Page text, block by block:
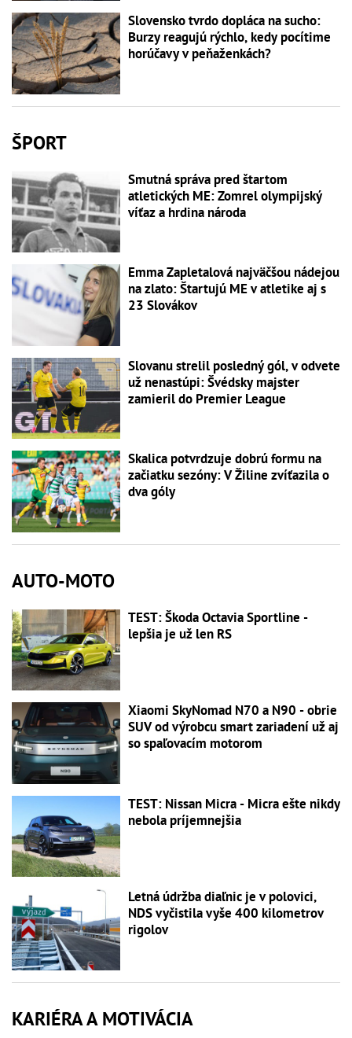
Slovensko tvrdo dopláca na sucho:
Burzy reagujú rýchlo, kedy pocítime
horúčavy v peňaženkách?
ŠPORT
Smutná správa pred štartom
atletických ME: Zomrel olympijský
víťaz a hrdina národa
Emma Zapletalová najväčšou nádejou
na zlato: Štartujú ME v atletike aj s
23 Slovákov
Slovanu strelil posledný gól, v odvete
už nenastúpi: Švédsky majster
zamieril do Premier League
Skalica potvrdzuje dobrú formu na
začiatku sezóny: V Žiline zvíťazila o
dva góly
AUTO-MOTO
TEST: Škoda Octavia Sportline -
lepšia je už len RS
Xiaomi SkyNomad N70 a N90 - obrie
SUV od výrobcu smart zariadení už aj
so spaľovacím motorom
TEST: Nissan Micra - Micra ešte nikdy
nebola príjemnejšia
Letná údržba diaľnic je v polovici,
NDS vyčistila vyše 400 kilometrov
rigolov
KARIÉRA A MOTIVÁCIA